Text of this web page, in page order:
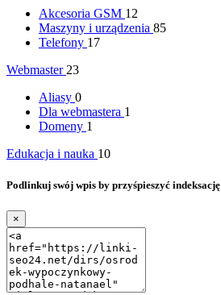
Akcesoria GSM 12
Maszyny i urządzenia 85
Telefony 17
Webmaster 23
Aliasy 0
Dla webmastera 1
Domeny 1
Edukacja i nauka 10
Podlinkuj swój wpis by przyśpieszyć indeksację
×